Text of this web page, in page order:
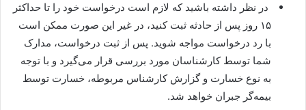
در نظر داشته باشید که لازم است درخواست خود را تا حداکثر
۱۵ روز پس از حادثه ثبت کنید، در غیر این صورت ممکن است
با رد درخواست مواجه شوید. پس از ثبت درخواست، مدارک
شما توسط کارشناسان مورد بررسی قرار می‌گیرد و با توجه
به نوع خسارت و گزارش کارشناس مربوطه، خسارت توسط
بیمه‌گر جبران خواهد شد.